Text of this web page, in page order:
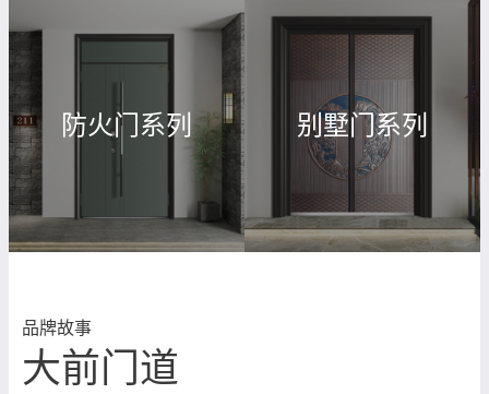
防火门系列 别墅门系列
品牌故事
大前门道